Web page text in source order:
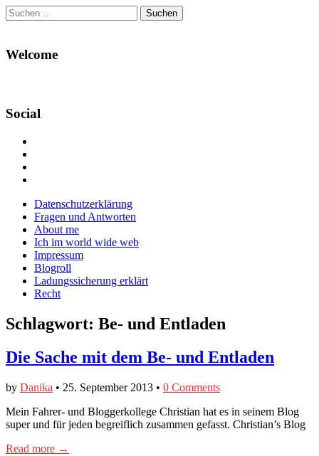
Suchen
nach:
Welcome
Social
Facebook
anzeigen
Twitter
anzeigen
auf
Instagram
anzeigen
Main
menu
Skip
content
Datenschutzerklärung
Fragen und Antworten
About me
Ich im world wide web
Impressum
Blogroll
Ladungssicherung erklärt
Recht
Schlagwort: Be- und Entladen
Die Sache mit dem Be- und Entladen
by Danika • 25. September 2013 • 0 Comments
Mein Fahrer- und Bloggerkollege Christian hat es in seinem Blog
super und für jeden begreiflich zusammen gefasst. Christian’s Blog
Read more →